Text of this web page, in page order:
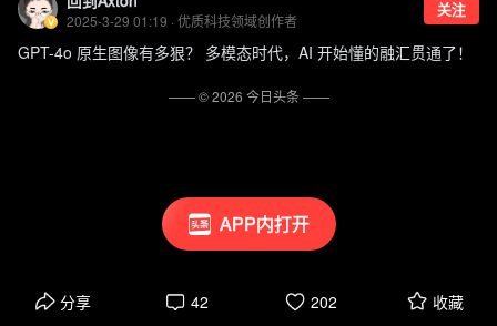
APP内打开
2025-3-29 01:19 · 优质科技领域创作者
关注
GPT-4o 原生图像有多狠？ 多模态时代，AI 开始懂的融汇贯通了！
分享 42 202 收藏
—— ©2026 今日头条——